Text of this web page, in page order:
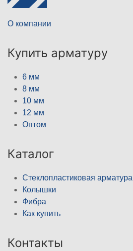
О компании
Купить арматуру
6 мм
8 мм
10 мм
12 мм
Оптом
Каталог
Стеклопластиковая арматура
Колышки
Фибра
Как купить
Контакты